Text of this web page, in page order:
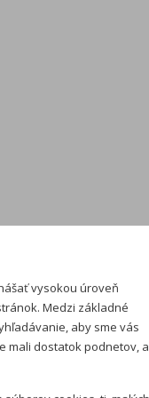
vysokou úroveň
Medzi základné
aby sme vás
mali dostatok podnetov,